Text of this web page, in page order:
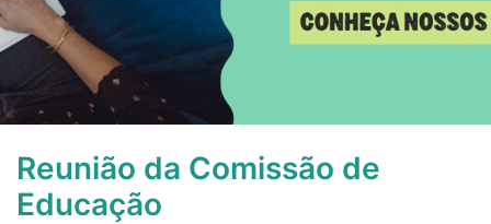
Reunião da Comissão de
Educação